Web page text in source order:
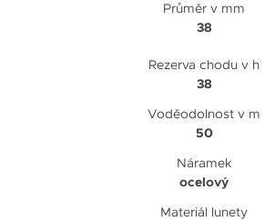
Průměr v mm
38
Rezerva chodu v h
38
Voděodolnost v m
50
Náramek
ocelový
Materiál lunety